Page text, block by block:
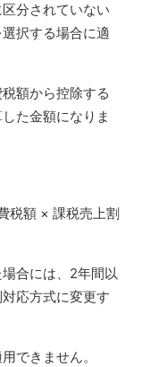
分されていない
択する場合に適
額から控除する
た金額になりま
税額 × 課税売上割
合には、2年間以
応方式に変更す
できません。